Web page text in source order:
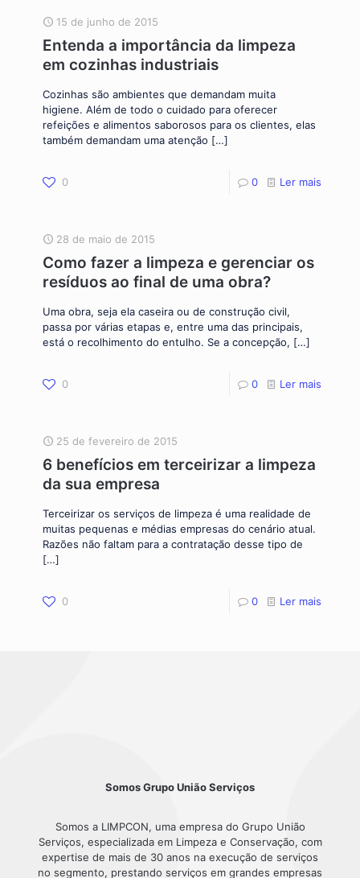
15 de junho de 2015
Entenda a importância da limpeza
em cozinhas industriais
Cozinhas são ambientes que demandam muita
higiene. Além de todo o cuidado para oferecer
refeições e alimentos saborosos para os clientes, elas
também demandam uma atenção […]
0 0 Ler mais
28 de maio de 2015
Como fazer a limpeza e gerenciar os
resíduos ao final de uma obra?
Uma obra, seja ela caseira ou de construção civil,
passa por várias etapas e, entre uma das principais,
está o recolhimento do entulho. Se a concepção, […]
0 0 Ler mais
25 de fevereiro de 2015
6 benefícios em terceirizar a limpeza
da sua empresa
Terceirizar os serviços de limpeza é uma realidade de
muitas pequenas e médias empresas do cenário atual.
Razões não faltam para a contratação desse tipo de
[…]
0 0 Ler mais
Somos Grupo União Serviços
Somos a LIMPCON, uma empresa do Grupo União
Serviços, especializada em Limpeza e Conservação, com
expertise de mais de 30 anos na execução de serviços
no segmento, prestando serviços em grandes empresas